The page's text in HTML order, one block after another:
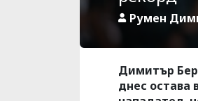
Румен
Димитър
днес остава